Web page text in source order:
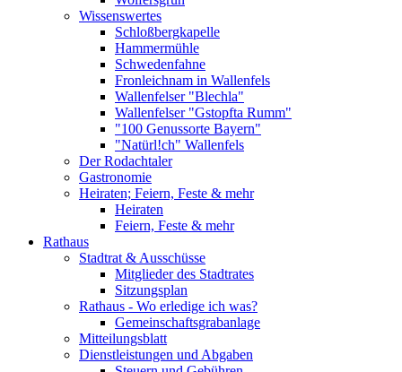
Wissenswertes
Schloßbergkapelle
Hammermühle
Schwedenfahne
Fronleichnam in Wallenfels
Wallenfelser "Blechla"
Wallenfelser "Gstopfta Rumm"
"100 Genussorte Bayern"
"Natürl!ch" Wallenfels
Der Rodachtaler
Gastronomie
Heiraten; Feiern, Feste & mehr
Heiraten
Feiern, Feste & mehr
Rathaus
Stadtrat & Ausschüsse
Mitglieder des Stadtrates
Sitzungsplan
Rathaus - Wo erledige ich was?
Gemeinschaftsgrabanlage
Mitteilungsblatt
Dienstleistungen und Abgaben